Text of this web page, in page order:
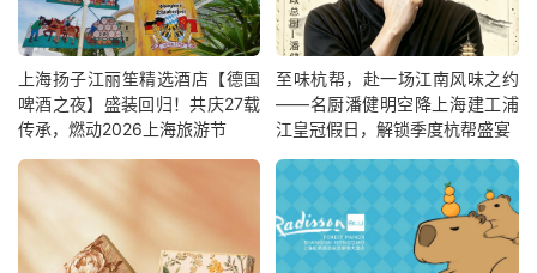
上海扬子江丽笙精选酒店【德国
啤酒之夜】盛装回归！共庆27载
传承，燃动2026上海旅游节
至味杭帮，赴一场江南风味之约
——名厨潘健明空降上海建工浦
江皇冠假日，解锁季度杭帮盛宴